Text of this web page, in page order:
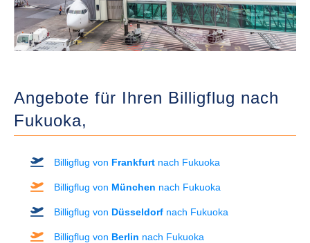
Angebote für Ihren Billigflug nach
Fukuoka,
Billigflug von Frankfurt nach Fukuoka
Billigflug von München nach Fukuoka
Billigflug von Düsseldorf nach Fukuoka
Billigflug von Berlin nach Fukuoka